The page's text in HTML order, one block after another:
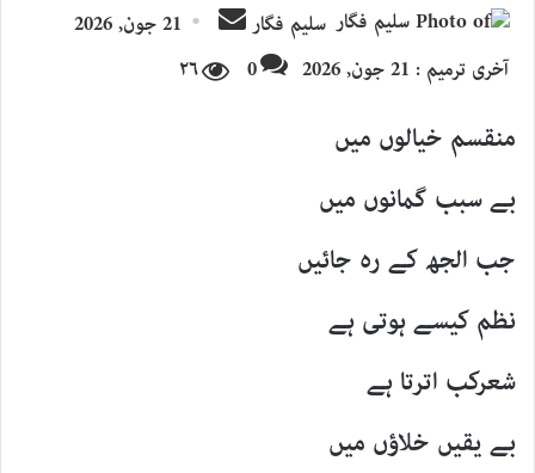
سلیم فگار
Send
email
21 جون, 2026
آخری ترمیم : 21 جون, 2026
0 ۲۶
منقسم خیالوں میں
بے سبب گمانوں میں
جب الجھ کے رہ جائیں
نظم کیسے ہوتی ہے
شعرکب اترتا ہے
بے یقیں خلاؤں میں